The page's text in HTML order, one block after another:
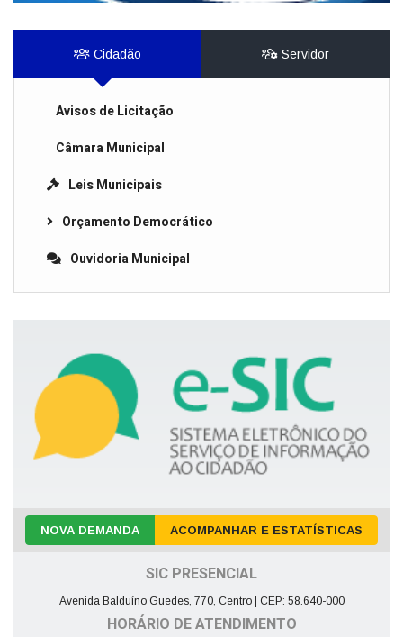
Cidadão Servidor
Avisos de Licitação
Câmara Municipal
Leis Municipais
Orçamento Democrático
Ouvidoria Municipal
NOVA DEMANDA ACOMPANHAR E ESTATÍSTICAS
SIC PRESENCIAL
Avenida Balduíno Guedes, 770, Centro | CEP: 58.640-000
HORÁRIO DE ATENDIMENTO